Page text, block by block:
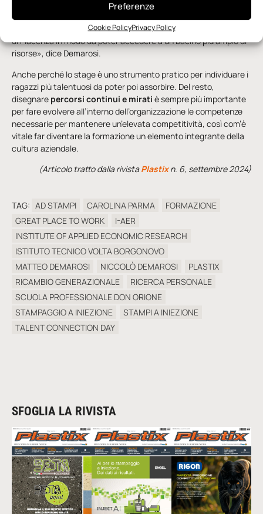
Preferenze
Cookie PolicyPrivacy Policy
oltre che con l’Istituto Tecnico Volta, anche con la
Professionale Don Orione
ma l’obiettivo è di arrivare a coinvolgere anche gli istituti tecnici
di Piacenza in modo da poter accedere a un bacino più ampio di
risorse», dice Demarosi.
Anche perché lo stage è uno strumento pratico per individuare i
ragazzi più talentuosi da poter poi assorbire. Del resto,
disegnare percorsi continui e mirati è sempre più importante
per fare evolvere all’interno dell’organizzazione le competenze
necessarie per mantenere un’elevata competitività, così com’è
vitale far diventare la formazione un elemento integrante della
cultura aziendale.
(Articolo tratto dalla rivista Plastixn. 6, settembre 2024)
TAG: AD STAMPI CAROLINA PARMA
FORMAZIONE
GREAT PLACE TO WORK
I-AER
INSTITUTE OF APPLIED ECONOMIC RESEARCH
ISTITUTO TECNICO VOLTA BORGONOVO
MATTEO DEMAROSI
NICCOLÒ DEMAROSI
PLASTIX
RICAMBIO GENERAZIONALE
RICERCA PERSONALE
SCUOLA PROFESSIONALE DON ORIONE
STAMPAGGIO A INIEZIONE
STAMPI A INIEZIONE
TALENT CONNECTION DAY
SFOGLIA LA RIVISTA